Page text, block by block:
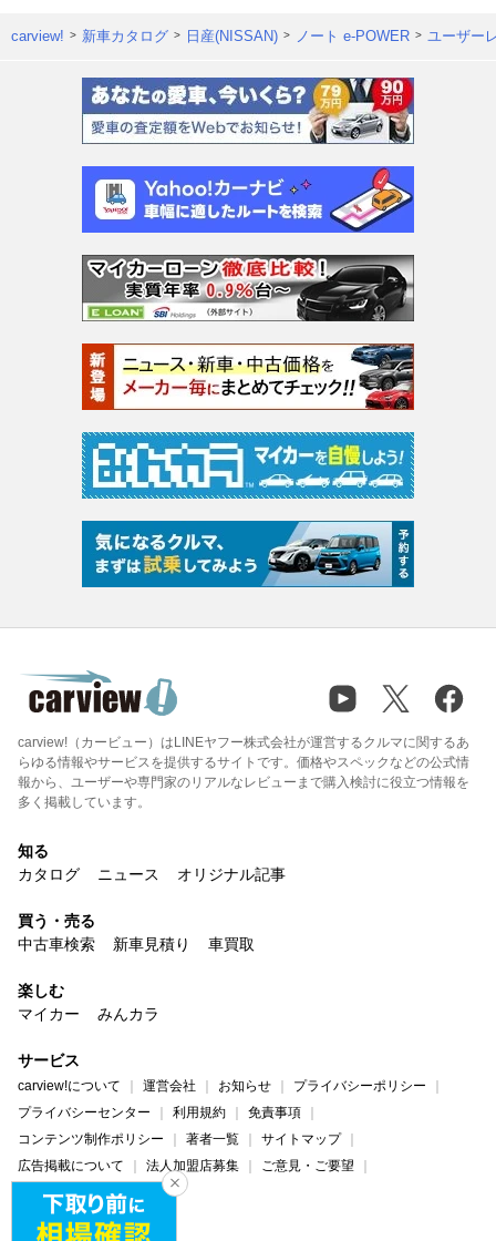
carview! 新車カタログ 日産(NISSAN) ノート e-POWER ユーザー
carview!（カービュー）はLINEヤフー株式会社が運営するクルマに関するあ
らゆる情報やサービスを提供するサイトです。価格やスペックなどの公式情
報から、ユーザーや専門家のリアルなレビューまで購入検討に役立つ情報を
多く掲載しています。
知る
カタログ
ニュース オリジナル記事
買う・売る
中古車検索
新車見積り 車買取
楽しむ
マイカー
みんカラ
サービス
carview!について 運営会社 お知らせ
プライバシーポリシー
プライバシーセンター
利用規約
免責事項
コンテンツ制作ポリシー
著者一覧
サイトマップ
広告掲載について
法人加盟店募集
ご意見・ご要望
ヘルプ・お問い合わせ